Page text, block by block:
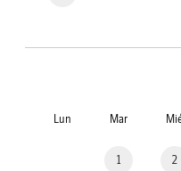
Lun Mar
1 2